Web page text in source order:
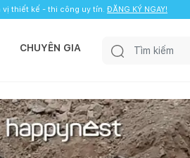
vị thiết kế - thi công uy tín. ĐĂNG KÝ NGAY!
CHUYÊN GIA